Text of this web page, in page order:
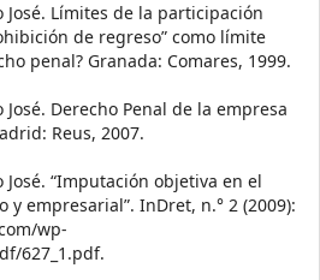
José. Límites de la participación
de regreso” como límite
penal? Granada: Comares, 1999.
Derecho Penal de la empresa
Reus, 2007.
José. “Imputación objetiva en el
y empresarial”. InDret, n.° 2 (2009):
wp-
627_1.pdf.